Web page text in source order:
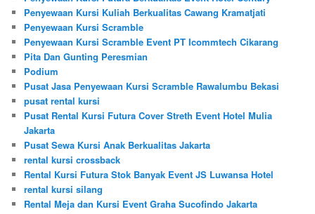
Penyewaan Kursi Kuliah Berkualitas Cawang Kramatjati
Penyewaan Kursi Scramble
Penyewaan Kursi Scramble Event PT Icommtech Cikarang
Pita Dan Gunting Peresmian
Podium
Pusat Jasa Penyewaan Kursi Scramble Rawalumbu Bekasi
pusat rental kursi
Pusat Rental Kursi Futura Cover Streth Event Hotel Mulia
Jakarta
Pusat Sewa Kursi Anak Berkualitas Jakarta
rental kursi crossback
Rental Kursi Futura Stok Banyak Event JS Luwansa Hotel
rental kursi silang
Rental Meja dan Kursi Event Graha Sucofindo Jakarta